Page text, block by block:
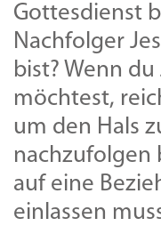
Gottesdienst
Nachfolger
bist? Wenn
möchtest,
um den Hals
nachzufolgen
auf eine
einlassen